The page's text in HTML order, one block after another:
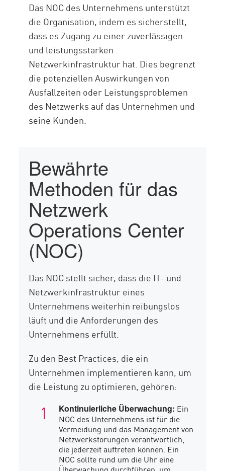
Das NOC des Unternehmens unterstützt
die Organisation, indem es sicherstellt,
dass es Zugang zu einer zuverlässigen
und leistungsstarken
Netzwerkinfrastruktur hat. Dies begrenzt
die potenziellen Auswirkungen von
Ausfallzeiten oder Leistungsproblemen
des Netzwerks auf das Unternehmen und
seine Kunden.
Bewährte
Methoden für das
Netzwerk
Operations Center
(NOC)
Das NOC stellt sicher, dass die IT- und
Netzwerkinfrastruktur eines
Unternehmens weiterhin reibungslos
läuft und die Anforderungen des
Unternehmens erfüllt.
Zu den Best Practices, die ein
Unternehmen implementieren kann, um
die Leistung zu optimieren, gehören:
Kontinuierliche Überwachung: Ein
NOC des Unternehmens ist für die
Vermeidung und das Management von
Netzwerkstörungen verantwortlich,
die jederzeit auftreten können. Ein
NOC sollte rund um die Uhr eine